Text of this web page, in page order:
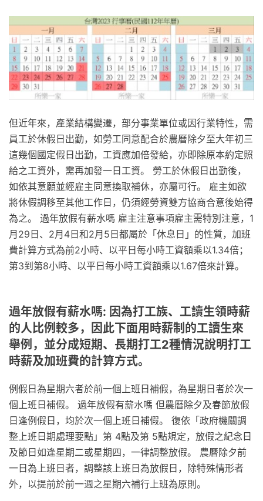
但近年來，產業結構變遷，部分事業單位或因行業特性，需
員工於休假日出勤，如勞工同意配合於農曆除夕至大年初三
這幾個國定假日出勤，工資應加倍發給，亦即除原本約定照
給之工資外，需再加發一日工資。 勞工於休假日出勤後，
如依其意願並經雇主同意換取補休，亦屬可行。 雇主如欲
將休假調移至其他工作日，仍須經勞資雙方協商合意後始得
為之。 過年放假有薪水嗎 雇主注意事項雇主需特別注意，1
月29日、2月4日和2月5日都屬於「休息日」的性質，加班
費計算方式為前2小時、以平日每小時工資額乘以1.34倍；
第3到第8小時、以平日每小時工資額乘以1.67倍來計算。
過年放假有薪水嗎: 因為打工族、工讀生領時薪
的人比例較多，因此下面用時薪制的工讀生來
舉例，並分成短期、長期打工2種情況說明打工
時薪及加班費的計算方式。
例假日為星期六者於前一個上班日補假，為星期日者於次一
個上班日補假。 過年放假有薪水嗎 但農曆除夕及春節放假
日逢例假日，均於次一個上班日補假。 復依「政府機關調
整上班日期處理要點」第 4點及第 5點規定，放假之紀念日
及節日如逢星期二或星期四，一律調整放假。 農曆除夕前
一日為上班日者，調整該上班日為放假日，除特殊情形者
外，以提前於前一週之星期六補行上班為原則。